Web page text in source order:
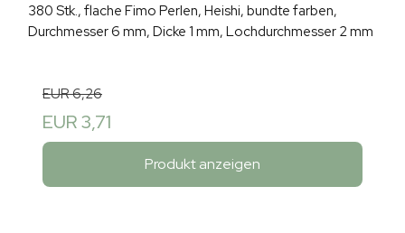
380 Stk., flache Fimo Perlen, Heishi, bundte farben,
Durchmesser 6 mm, Dicke 1 mm, Lochdurchmesser 2 mm
EUR 6,26
EUR 3,71
Produkt anzeigen